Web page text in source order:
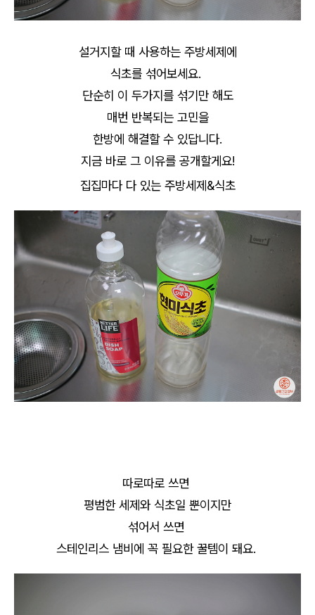
설거지할 때 사용하는 주방세제에
식초를 섞어보세요.
단순히 이 두가지를 섞기만 해도
매번 반복되는 고민을
한방에 해결할 수 있답니다.
지금 바로 그 이유를 공개할게요!
집집마다 다 있는 주방세제&식초
따로따로 쓰면
평범한 세제와 식초일 뿐이지만
섞어서 쓰면
스테인리스 냄비에 꼭 필요한 꿀템이 돼요.